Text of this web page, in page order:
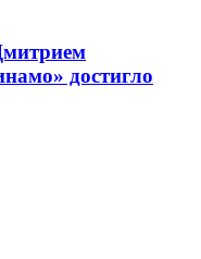
достигло